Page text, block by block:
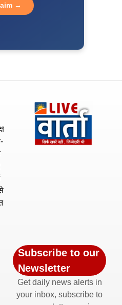
→
Subscribe to our
Newsletter
Get daily news alerts in
your inbox, subscribe to